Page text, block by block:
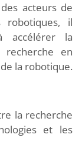
acteurs de
robotiques, il
accélérer la
en
la robotique.
la recherche
et les